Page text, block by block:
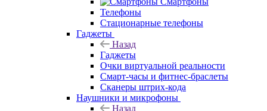
Телефоны
Стационарные телефоны
Гаджеты
Назад
Гаджеты
Очки виртуальной реальности
Смарт-часы и фитнес-браслеты
Сканеры штрих-кода
Наушники и микрофоны
Назад